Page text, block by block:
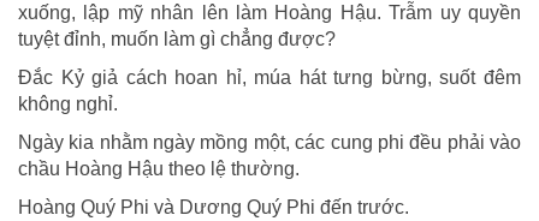
xuống, lập mỹ nhân lên làm Hoàng Hậu. Trẫm uy quyền
tuyệt đỉnh, muốn làm gì chẳng được?
Ðắc Kỷ giả cách hoan hỉ, múa hát tưng bừng, suốt đêm
không nghỉ.
Ngày kia nhằm ngày mồng một, các cung phi đều phải vào
chầu Hoàng Hậu theo lệ thường.
Hoàng Quý Phi và Dương Quý Phi đến trước.